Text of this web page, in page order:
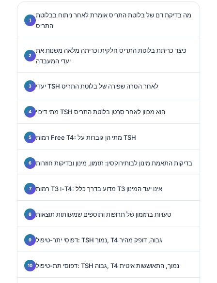
מה בדיקת דם של בלוטת התריס אומרת לאחר ניתוח בבלוטת
התריס
כיצד כריתת בלוטת התריס חלקית וכריתה מלאה משנות את
יעדי המעבדה
יעדי TSH לאחר הסרה שפירה של בלוטת התריס
מתי דיכוי TSH הוא מכוון לאחר סרטן בלוטת התריס
רמות Free T4: מתי הן גוברות על TSH
בדיקות התאמת מינון לבותירוקסין: תזמון, מינון ובדיקות חוזרות
רמות T3 ו-T4: מדוע בדרך כלל T3 אינו יעד המינון
טעויות בתזמון של תרופות ותוספים שמעוותות תוצאות
דפוסי יתר-טיפול: TSH נמוך, T4 גבוה, דופק מהיר
דפוסי תת-טיפול: TSH גבוה, T4 נמוך, התאוששות איטית